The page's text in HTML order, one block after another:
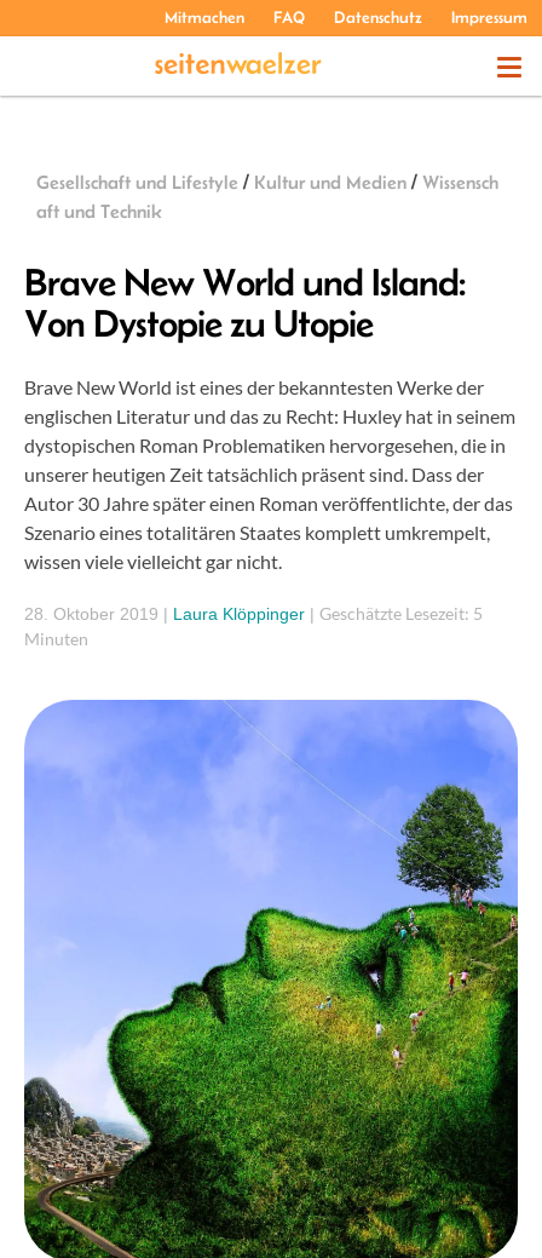
Mitmachen FAQ Datenschutz Impressum
ÜBER UNS
Gesellschaft und Lifestyle / Kultur und Medien / Wissensch
aft und Technik
Brave New World und Island:
Von Dystopie zu Utopie
Brave New World ist eines der bekanntesten Werke der
englischen Literatur und das zu Recht: Huxley hat in seinem
dystopischen Roman Problematiken hervorgesehen, die in
unserer heutigen Zeit tatsächlich präsent sind. Dass der
Autor 30 Jahre später einen Roman veröffentlichte, der das
Szenario eines totalitären Staates komplett umkrempelt,
wissen viele vielleicht gar nicht.
28. Oktober 2019 | Laura Klöppinger | Geschätzte Lesezeit: 5
Minuten